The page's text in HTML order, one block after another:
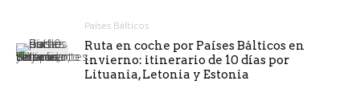
Países Bálticos
Ruta en coche por Países Bálticos en
invierno: itinerario de 10 días por
Lituania, Letonia y Estonia